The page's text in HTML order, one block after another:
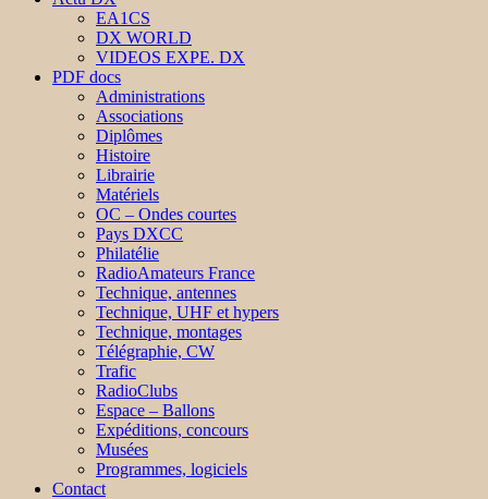
EA1CS
DX WORLD
VIDEOS EXPE. DX
PDF docs
Administrations
Associations
Diplômes
Histoire
Librairie
Matériels
OC – Ondes courtes
Pays DXCC
Philatélie
RadioAmateurs France
Technique, antennes
Technique, UHF et hypers
Technique, montages
Télégraphie, CW
Trafic
RadioClubs
Espace – Ballons
Expéditions, concours
Musées
Programmes, logiciels
Contact